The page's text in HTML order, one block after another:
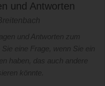
und Antworten
und Antworten zum
eine Frage, wenn Sie ein
haben, das auch andere
könnte.